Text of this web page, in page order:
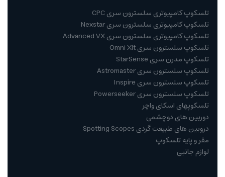
تلسکوپ کامپیوتری سلسترون سری CPC
تلسکوپ کامپیوتری سلسترون سری Nexstar
تلسکوپ کامپیوتری سلسترون سری Advanced VX
تلسکوپ سلسترون سری Omni Xlt
تلسکوپ مدرن سری StarSense
تلسکوپ سلسترون سری Astromaster
تلسکوپ سلسترون سری Inspire
تلسکوپ سلسترون سری Powerseeker
تلسکوپهای اسکای واچر
دوربین های دوچشمی
دروبین های طبیعت گردی Spotting Scopes
مقر و پایه تلسکوپ
لوازم جانبی